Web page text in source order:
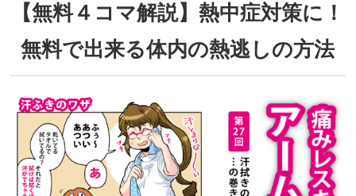
【無料４コマ解説】熱中症対策に！
無料で出来る体内の熱逃しの方法